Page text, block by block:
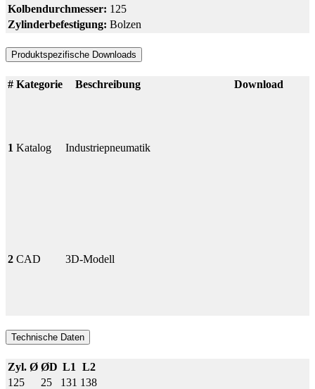
Kolbendurchmesser: 125
Zylinderbefestigung: Bolzen
Produktspezifische Downloads
# Kategorie Beschreibung Download
1 Katalog Industriepneumatik
2 CAD 3D-Modell
Technische Daten
Zyl. Ø ØD L1
L2
125
25 131 138